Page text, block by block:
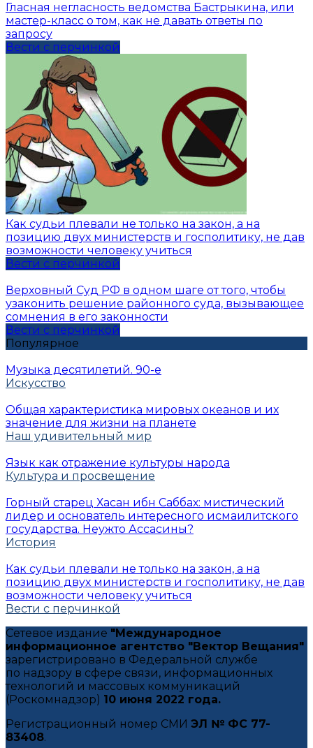
Гласная негласность ведомства Бастрыкина, или
мастер-класс о том, как не давать ответы по
запросу
Вести с перчинкой
Как судьи плевали не только на закон, а на
позицию двух министерств и госполитику, не дав
возможности человеку учиться
Вести с перчинкой
Верховный Суд РФ в одном шаге от того, чтобы
узаконить решение районного суда, вызывающее
сомнения в его законности
Вести с перчинкой
Популярное
Музыка десятилетий. 90-е
Искусство
Общая характеристика мировых океанов и их
значение для жизни на планете
Наш удивительный мир
Язык как отражение культуры народа
Культура и просвещение
Горный старец Хасан ибн Саббах: мистический
лидер и основатель интересного исмаилитского
государства. Неужто Ассасины?
История
Как судьи плевали не только на закон, а на
позицию двух министерств и госполитику, не дав
возможности человеку учиться
Вести с перчинкой
Сетевое издание "Международное
информационное агентство "Вектор Вещания"
зарегистрировано в Федеральной службе
по надзору в сфере связи, информационных
технологий и массовых коммуникаций
(Роскомнадзор) 10 июня 2022 года.
Регистрационный номер СМИ ЭЛ № ФС 77-
83408.